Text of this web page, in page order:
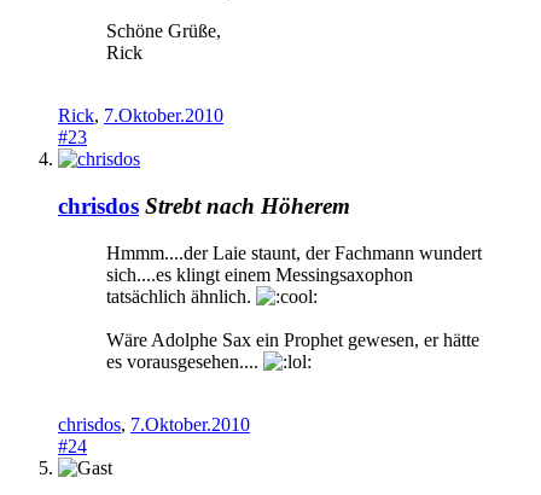
Schöne Grüße,
Rick
Rick, 7.Oktober.2010
#23
chrisdos Strebt nach Höherem
Hmmm....der Laie staunt, der Fachmann wundert
sich....es klingt einem Messingsaxophon
tatsächlich ähnlich.
Wäre Adolphe Sax ein Prophet gewesen, er hätte
es vorausgesehen....
chrisdos, 7.Oktober.2010
#24